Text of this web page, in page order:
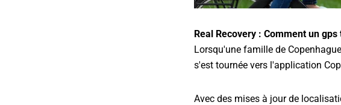
Real Recovery : Comment un
Lorsqu'une famille de
s'est tournée vers l'application
Avec des mises à jour de